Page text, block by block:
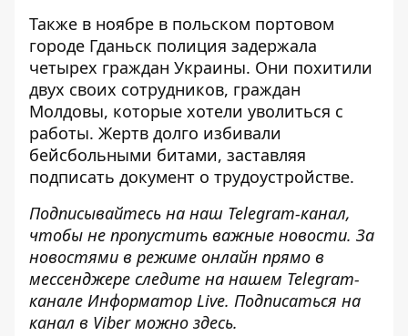
Также в ноябре в польском портовом
городе Гданьск полиция задержала
четырех граждан Украины. Они похитили
двух своих сотрудников, граждан
Молдовы, которые хотели уволиться с
работы. Жертв долго избивали
бейсбольными битами, заставляя
подписать документ о трудоустройстве.
Подписывайтесь на наш Telegram-канал,
чтобы не пропустить важные новости. За
новостями в режиме онлайн прямо в
мессенджере следите на нашем Telegram-
канале Информатор Live. Подписаться на
канал в Viber можно здесь.